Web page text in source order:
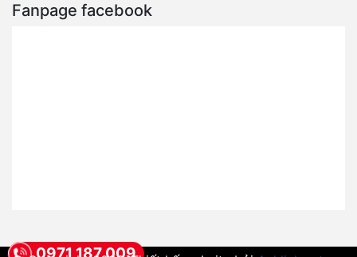
Fanpage facebook